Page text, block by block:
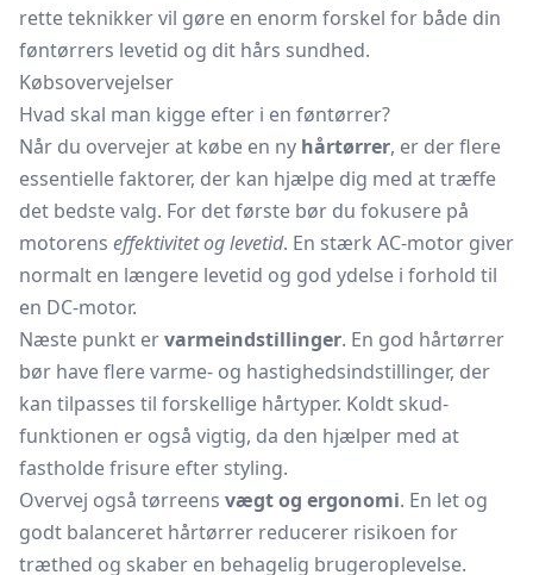
rette teknikker vil gøre en enorm forskel for både din
føntørrers levetid og dit hårs sundhed.
Købsovervejelser
Hvad skal man kigge efter i en føntørrer?
Når du overvejer at købe en ny hårtørrer, er der flere
essentielle faktorer, der kan hjælpe dig med at træffe
det bedste valg. For det første bør du fokusere på
motorens effektivitet og levetid. En stærk AC-motor giver
normalt en længere levetid og god ydelse i forhold til
en DC-motor.
Næste punkt ervarmeindstillinger. En god hårtørrer
bør have flere varme- og hastighedsindstillinger, der
kan tilpasses til forskellige hårtyper. Koldt skud-
funktionen er også vigtig, da den hjælper med at
fastholde frisure efter styling.
Overvej også tørreens vægt og ergonomi. En let og
godt balanceret hårtørrer reducerer risikoen for
træthed og skaber en behagelig brugeroplevelse.